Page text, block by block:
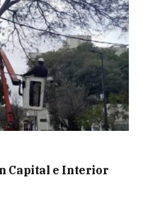
Capital e Interior